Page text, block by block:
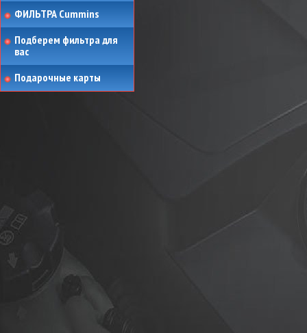
ФИЛЬТРА Cummins
Подберем фильтра для
вас
Подарочные карты